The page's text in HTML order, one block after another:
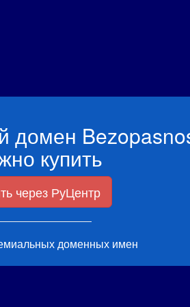
домен
купить
через РуЦентр
доменных имен